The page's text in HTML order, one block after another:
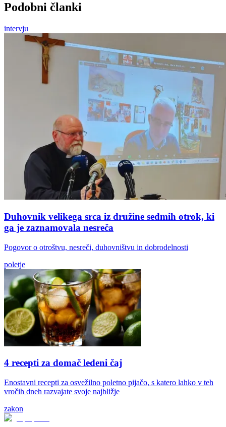
Podobni članki
intervju
Duhovnik velikega srca iz družine sedmih otrok, ki
ga je zaznamovala nesreča
Pogovor o otroštvu, nesreči, duhovništvu in dobrodelnosti
poletje
4 recepti za domač ledeni čaj
Enostavni recepti za osvežilno poletno pijačo, s katero lahko v teh
vročih dneh razvajate svoje najbližje
zakon